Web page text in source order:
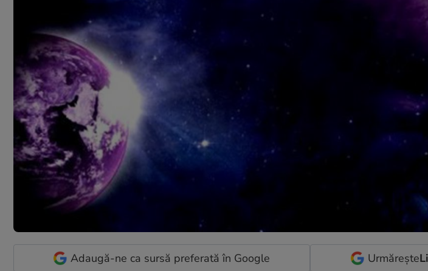
Adaugă-ne ca sursă preferată în Google Urmărește